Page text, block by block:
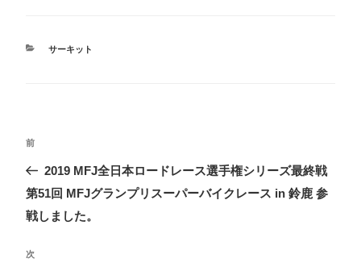
カ
サーキット
ナ
ビ
ゲ
ー
前
の
投
稿
前
2019 MFJ全日本ロードレース選手権シリーズ最終戦
第51回 MFJグランプリスーパーバイクレース in 鈴鹿 参
戦しました。
次
次